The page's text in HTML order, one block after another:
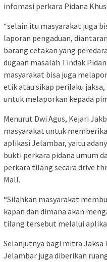
infomasi perkara Pidana
“selain itu masyarakat juga
laporan pengaduan,
barang cetakan yang
dugaan masalah Tindak
masyarakat bisa juga
etik atau sikap perilaku
untuk melaporkan kepada
Menurut Dwi Agus, Kejari
masyarakat untuk
aplikasi Jelambar, yaitu
bukti perkara pidana umum
perkara tilang secara drive
Mall.
“Silahkan masyarakat
kapan dan dimana akan
tilang tersebut melalui
Selanjutnya bagi mitra Jaksa
Jelambar juga diberikan